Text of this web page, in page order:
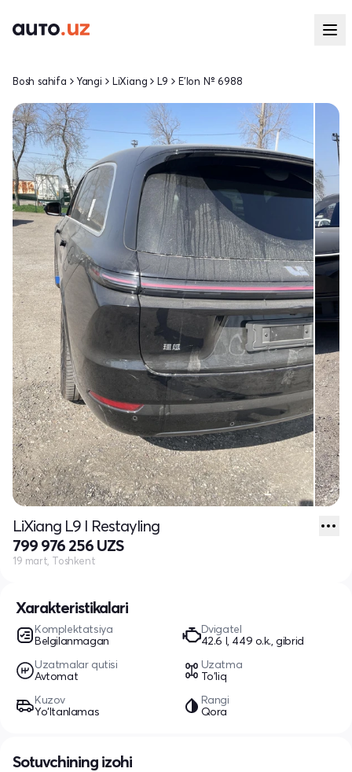
Xarakteristikalari
Komplektatsiya
Belgilanmagan
Dvigatel
42.6 l, 449 o.k., gibrid
Uzatmalar qutisi
Avtomat
Uzatma
To'liq
Kuzov
Yo‘ltanlamas
Rangi
Qora
Bosh sahifa Yangi LiXiang L9 E'lon № 6988
LiXiang L9 I Restayling
799 976 256 UZS
19 mart, Toshkent
Sotuvchining izohi